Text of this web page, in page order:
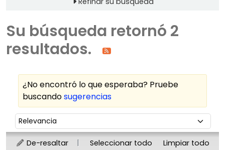
Su búsqueda retornó 2
resultados.
¿No encontró lo que esperaba? Pruebe
buscandosugerencias
Ordenar
Ordenar por:
De-resaltar Seleccionar todo
Limpiar todo